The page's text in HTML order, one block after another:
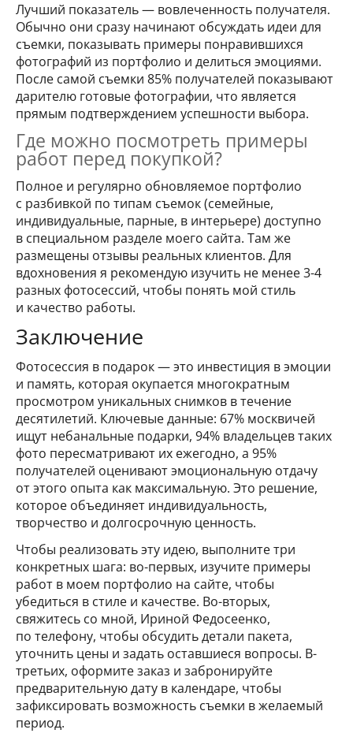
Лучший показатель — вовлеченность получателя.
Обычно они сразу начинают обсуждать идеи для
съемки, показывать примеры понравившихся
фотографий из портфолио и делиться эмоциями.
После самой съемки 85% получателей показывают
дарителю готовые фотографии, что является
прямым подтверждением успешности выбора.
Где можно посмотреть примеры
работ перед покупкой?
Полное и регулярно обновляемое портфолио
с разбивкой по типам съемок (семейные,
индивидуальные, парные, в интерьере) доступно
в специальном разделе моего сайта. Там же
размещены отзывы реальных клиентов. Для
вдохновения я рекомендую изучить не менее 3-4
разных фотосессий, чтобы понять мой стиль
и качество работы.
Заключение
Фотосессия в подарок — это инвестиция в эмоции
и память, которая окупается многократным
просмотром уникальных снимков в течение
десятилетий. Ключевые данные: 67% москвичей
ищут небанальные подарки, 94% владельцев таких
фото пересматривают их ежегодно, а 95%
получателей оценивают эмоциональную отдачу
от этого опыта как максимальную. Это решение,
которое объединяет индивидуальность,
творчество и долгосрочную ценность.
Чтобы реализовать эту идею, выполните три
конкретных шага: во-первых, изучите примеры
работ в моем портфолио на сайте, чтобы
убедиться в стиле и качестве. Во-вторых,
свяжитесь со мной, Ириной Федосеенко,
по телефону, чтобы обсудить детали пакета,
уточнить цены и задать оставшиеся вопросы. В-
третьих, оформите заказ и забронируйте
предварительную дату в календаре, чтобы
зафиксировать возможность съемки в желаемый
период.